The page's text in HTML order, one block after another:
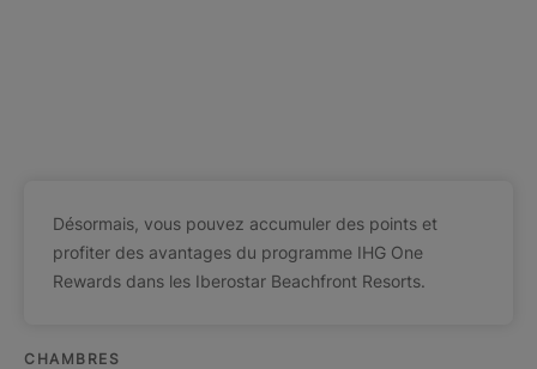
Désormais, vous pouvez accumuler des points et
profiter des avantages du programme IHG One
Rewards dans les Iberostar Beachfront Resorts.
CHAMBRES